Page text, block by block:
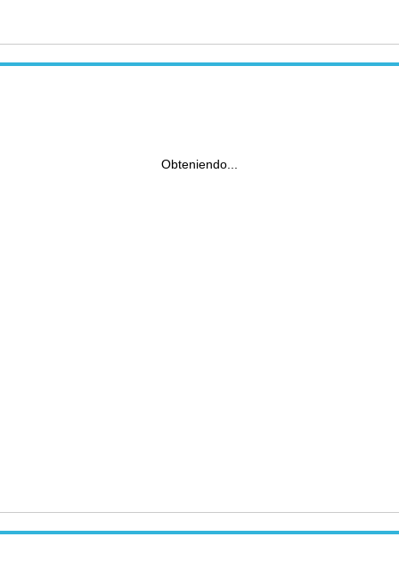
Obteniendo...